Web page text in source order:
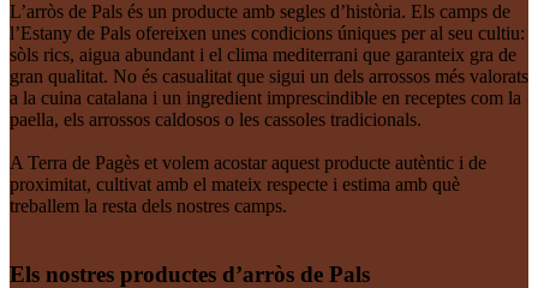
L’arròs de Pals és un producte amb segles d’història. Els camps de
l’Estany de Pals ofereixen unes condicions úniques per al seu cultiu:
sòls rics, aigua abundant i el clima mediterrani que garanteix gra de
gran qualitat. No és casualitat que sigui un dels arrossos més valorats
a la cuina catalana i un ingredient imprescindible en receptes com la
paella, els arrossos caldosos o les cassoles tradicionals.
A Terra de Pagès et volem acostar aquest producte autèntic i de
proximitat, cultivat amb el mateix respecte i estima amb què
treballem la resta dels nostres camps.
Els nostres productes d’arròs de Pals